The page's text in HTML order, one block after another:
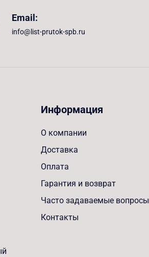
Email:
info@list-prutok-spb.ru
Информация
О компании
Доставка
Оплата
Гарантия и возврат
Часто задаваемые вопросы
Контакты